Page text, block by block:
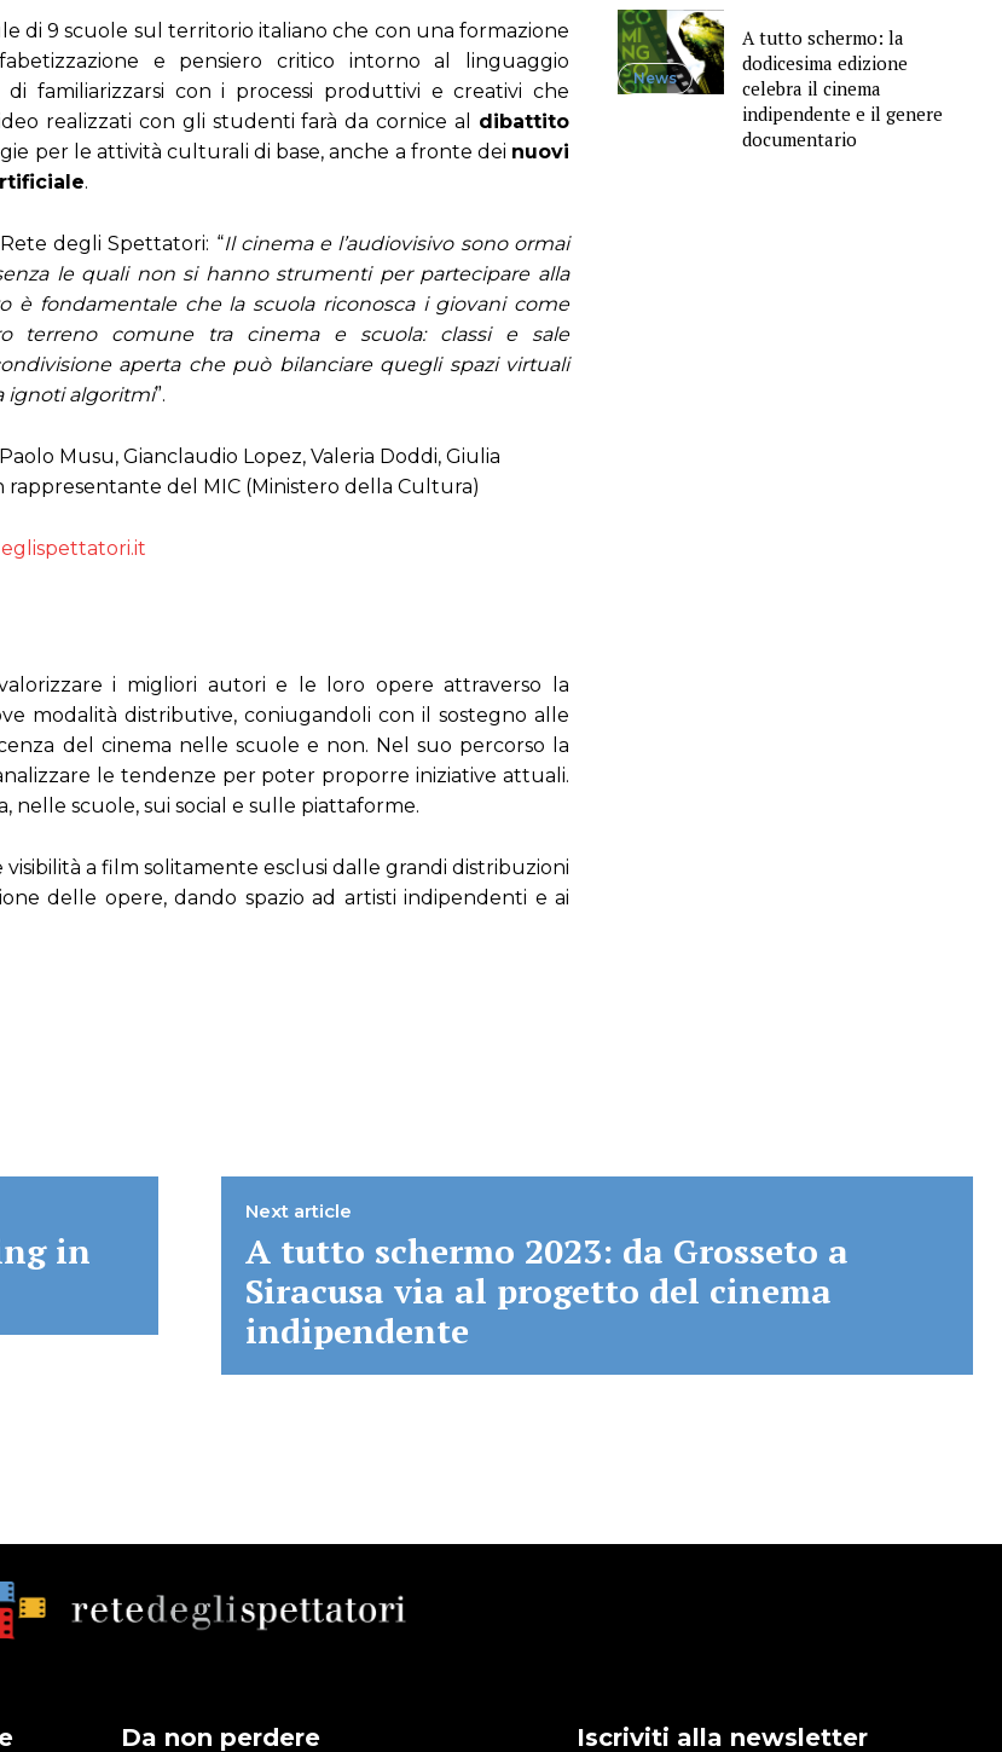
di 9 scuole sul territorio italiano che con una formazione
e pensiero critico intorno al linguaggio
familiarizzarsi con i processi produttivi e creativi che
realizzati con gli studenti farà da cornice al dibattito
per le attività culturali di base, anche a fronte dei nuovi
.
degli Spettatori: “Il cinema e l’audiovisivo sono ormai
le quali non si hanno strumenti per partecipare alla
è fondamentale che la scuola riconosca i giovani come
terreno comune tra cinema e scuola: classi e sale
aperta che può bilanciare quegli spazi virtuali
ignoti algoritmi”.
Musu, Gianclaudio Lopez, Valeria Doddi, Giulia
del MIC (Ministero della Cultura)
i migliori autori e le loro opere attraverso la
modalità distributive, coniugandoli con il sostegno alle
del cinema nelle scuole e non. Nel suo percorso la
le tendenze per poter proporre iniziative attuali.
nelle scuole, sui social e sulle piattaforme.
a film solitamente esclusi dalle grandi distribuzioni
delle opere, dando spazio ad artisti indipendenti e ai
News
A tutto schermo: la
dodicesima edizione
celebra il cinema
indipendente e il genere
documentario
in
Next article
A tutto schermo 2023: da Grosseto a
Siracusa via al progetto del cinema
indipendente
Da non perdere Iscriviti alla newsletter